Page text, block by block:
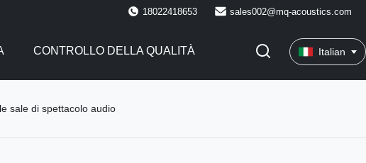
18022418653 sales002@mq-acoustics.com
CONTROLLO DELLA QUALITÀ Italian
sale di spettacolo audio